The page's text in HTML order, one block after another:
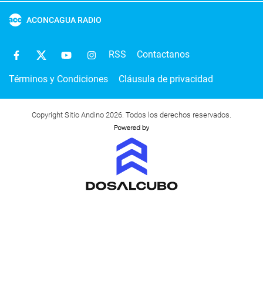
ACONCAGUA RADIO
RSS Contactanos
Términos y Condiciones Cláusula de privacidad
Copyright Sitio Andino 2026. Todos los derechos reservados.